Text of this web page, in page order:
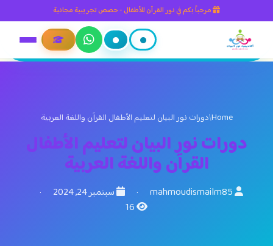
مرحباً بكم في نور القرآن للأطفال - حصص تجريبية مجانية
Home
/دورات نور البيان لتعليم الأطفال القرآن واللغة العربية
دورات نور البيان لتعليم الأطفال
القرآن واللغة العربية
· سبتمبر 24, 2024
·